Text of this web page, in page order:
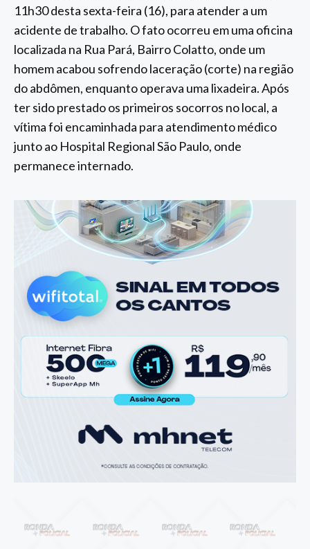
11h30 desta sexta-feira (16), para atender a um
acidente de trabalho. O fato ocorreu em uma oficina
localizada na Rua Pará, Bairro Colatto, onde um
homem acabou sofrendo laceração (corte) na região
do abdômen, enquanto operava uma lixadeira. Após
ter sido prestado os primeiros socorros no local, a
vítima foi encaminhada para atendimento médico
junto ao Hospital Regional São Paulo, onde
permanece internado.